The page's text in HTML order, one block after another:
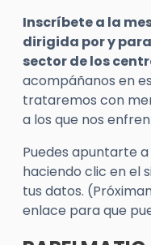
Inscríbete a la
dirigida por y
sector de los
acompáñanos en
trataremos con
a los que nos
Puedes apuntarte
haciendo clic en el
tus datos.
enlace para que